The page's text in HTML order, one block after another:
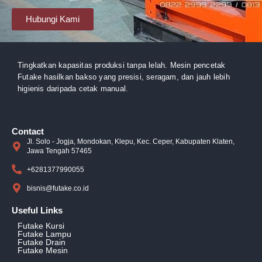
Hubungi Kami
Tingkatkan kapasitas produksi tanpa lelah. Mesin pencetak
Futake hasilkan bakso yang presisi, seragam, dan jauh lebih
higienis daripada cetak manual.
Contact
Jl. Solo - Jogja, Mondokan, Klepu, Kec. Ceper, Kabupaten Klaten,
Jawa Tengah 57465
+6281377990055
bisnis@futake.co.id
Useful Links
Futake Kursi
Futake Lampu
Futake Drain
Futake Mesin